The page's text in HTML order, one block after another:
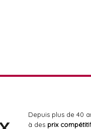
Depuis plus de 40
à des prix